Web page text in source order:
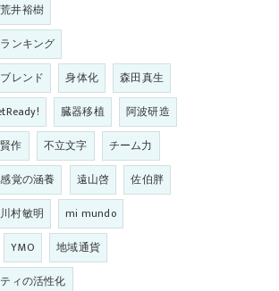
荒井裕樹
ンキング
レンド
身体化
森田真生
臓器移植
阿波研造
作 不立文字
チーム力
覚の涵養 遠山啓
佐伯胖
川村敏明
mi mundo
YMO
地域通貨
ィの活性化